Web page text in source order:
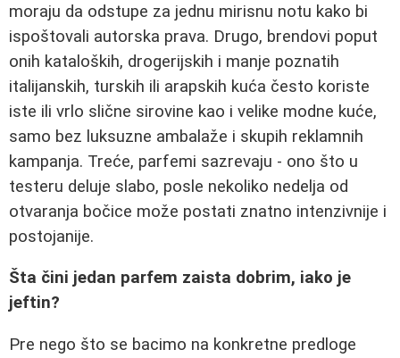
moraju da odstupe za jednu mirisnu notu kako bi
ispoštovali autorska prava. Drugo, brendovi poput
onih kataloških, drogerijskih i manje poznatih
italijanskih, turskih ili arapskih kuća često koriste
iste ili vrlo slične sirovine kao i velike modne kuće,
samo bez luksuzne ambalaže i skupih reklamnih
kampanja. Treće, parfemi sazrevaju - ono što u
testeru deluje slabo, posle nekoliko nedelja od
otvaranja bočice može postati znatno intenzivnije i
postojanije.
Šta čini jedan parfem zaista dobrim, iako je
jeftin?
Pre nego što se bacimo na konkretne predloge